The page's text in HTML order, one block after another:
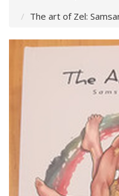
The art of Zel: